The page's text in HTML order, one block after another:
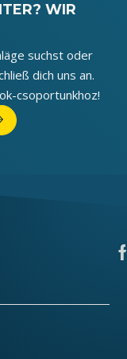
WIR
suchst oder
dich uns an.
csoportunkhoz!